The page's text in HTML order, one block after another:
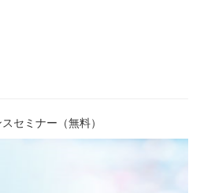
セミナー（無料）